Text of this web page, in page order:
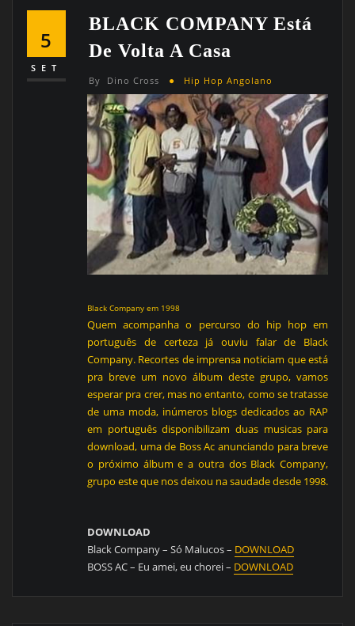
5
SET
BLACK COMPANY Está
De Volta A Casa
By Dino Cross Hip Hop Angolano
Black Company em 1998
Quem acompanha o percurso do hip hop em
português de certeza já ouviu falar de Black
Company. Recortes de imprensa noticiam que está
pra breve um novo álbum deste grupo, vamos
esperar pra crer, mas no entanto, como se tratasse
de uma moda, inúmeros blogs dedicados ao RAP
em português disponibilizam duas musicas para
download, uma de Boss Ac anunciando para breve
o próximo álbum e a outra dos Black Company,
grupo este que nos deixou na saudade desde 1998.
DOWNLOAD
Black Company – Só Malucos – DOWNLOAD
BOSS AC – Eu amei, eu chorei – DOWNLOAD